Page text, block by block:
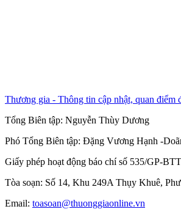
Thương gia - Thông tin cập nhật, quan điểm
Tổng Biên tập: Nguyễn Thùy Dương
Phó Tổng Biên tập: Đặng Vương Hạnh -
Giấy phép hoạt động báo chí số 535/GP-
Tòa soạn: Số 14, Khu 249A Thụy Khuê,
Email: toasoan@thuonggiaonline.vn